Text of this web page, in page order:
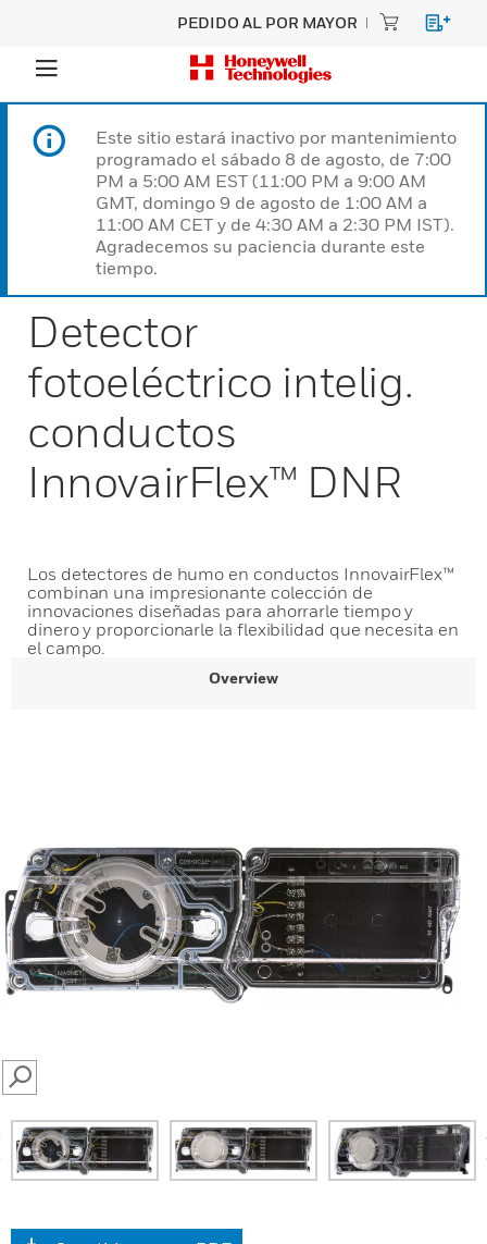
PEDIDO AL POR MAYOR
Este sitio estará inactivo por mantenimiento
programado el sábado 8 de agosto, de 7:00
PM a 5:00 AM EST (11:00 PM a 9:00 AM
GMT, domingo 9 de agosto de 1:00 AM a
11:00 AM CET y de 4:30 AM a 2:30 PM IST).
Agradecemos su paciencia durante este
tiempo.
Detector
fotoeléctrico intelig.
conductos
InnovairFlex™ DNR
Los detectores de humo en conductos InnovairFlex™
combinan una impresionante colección de
innovaciones diseñadas para ahorrarle tiempo y
dinero y proporcionarle la flexibilidad que necesita en
el campo.
Overview
SEARCH
prev